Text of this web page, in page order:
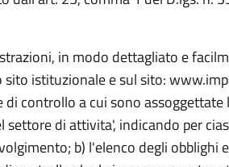
in modo dettagliato e
sito istituzionale e sul sito:
controllo a cui sono assoggettate
settore di attivita', indicando per
b) l'elenco degli obblighi